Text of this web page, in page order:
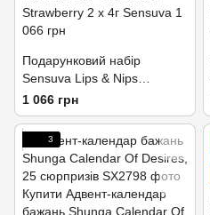
Подарунковий набір
Sensuva Lips & Nips
Pleasure Kit - Chocolate
Strawberry 2 x 4г
1 066 грн
3